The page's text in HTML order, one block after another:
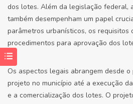
dos lotes. Além da legislação federal,
também desempenham um papel
parâmetros urbanísticos, os requisitos
procedimentos para aprovação dos
Os aspectos legais abrangem desde
projeto no município até a execução
e a comercialização dos lotes. O